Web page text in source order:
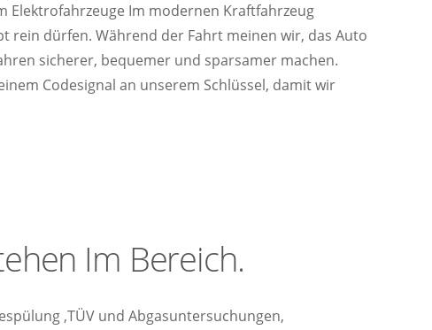
Elektrofahrzeuge Im modernen Kraftfahrzeug
rein dürfen. Während der Fahrt meinen wir, das Auto
sicherer, bequemer und sparsamer machen.
Codesignal an unserem Schlüssel, damit wir
Im Bereich.
,TÜV und Abgasuntersuchungen,